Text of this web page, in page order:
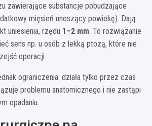
zawierające substancje pobudzające
mięsień unoszący powiekę). Dają
uniesienia, rzędu 1–2 mm. To rozwiązanie
sens np. u osób z lekką ptozą, które nie
operacji.
ograniczenia: działa tylko przez czas
problemu anatomicznego i nie zastąpi
opadaniu.